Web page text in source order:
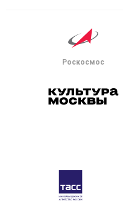
Роскосмос